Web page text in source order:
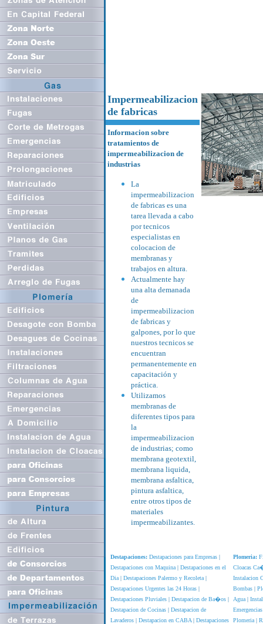
Impermeabilizacion
de fabricas
Informacion sobre
tratamientos de
impermeabilizacion de
industrias
La
impermeabilizacion
de fabricas es una
tarea llevada a cabo
por tecnicos
especialistas en
colocacion de
membranas y
trabajos en altura.
Actualmente hay
una alta demanada
de
impermeabilizacion
de fabricas y
galpones, por lo que
nuestros tecnicos se
encuentran
permanentemente en
capacitación y
práctica.
Utilizamos
membranas de
diferentes tipos para
la
impermeabilizacion
de industrias; como
membrana geotextil,
membrana liquida,
membrana asfaltica,
pintura asfaltica,
entre otros tipos de
materiales
impermeabilizantes.
Destapaciones: Destapaciones para Empresas|
Destapaciones con Maquina| Destapaciones en el
Dia| Destapaciones Palermo y Recoleta|
Destapaciones Urgentes las 24 Horas|
Destapaciones Pluviales| Destapacion de Ba�os|
Destapacion de Cocinas| Destapacion de
Lavaderos| Destapacion en CABA| Destapaciones
Plomeria:
Cloacas
Instalacion
Bombas|
Agua|
Emergencias
Plomeria|